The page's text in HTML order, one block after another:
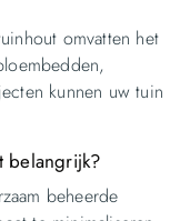
omvatten het
kunnen uw tuin
belangrijk?
beheerde